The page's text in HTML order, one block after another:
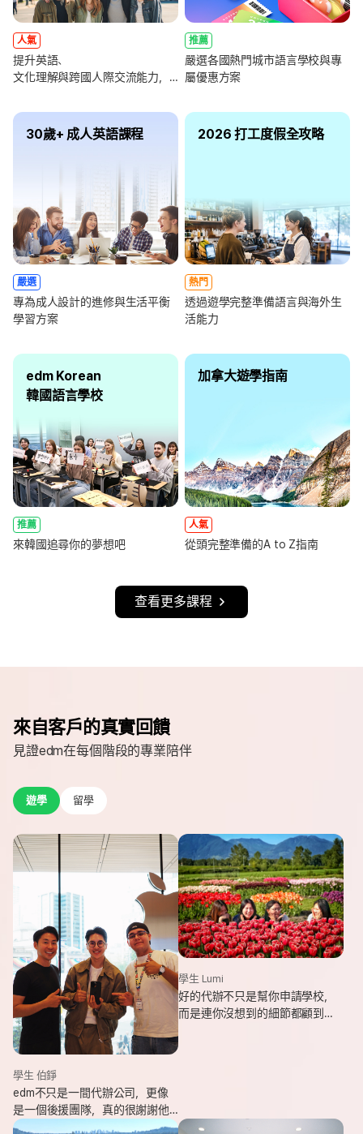
人氣
提升英語、
文化理解與跨國人際交流能力，
推薦
嚴選各國熱門城市語言學校與專
屬優惠方案
30歲+ 成人英語課程
嚴選
專為成人設計的進修與生活平衡
學習方案
2026 打工度假全攻略
熱門
透過遊學完整準備語言與海外生
活能力
edm Korean
韓國語言學校
推薦
來韓國追尋你的夢想吧
加拿大遊學指南
人氣
從頭完整準備的A to Z指南
查看更多課程
來自客戶的真實回饋
見證edm在每個階段的專業陪伴
遊學 留學
學生 伯錚
edm不只是一間代辦公司，更像
是一個後援團隊，真的很謝謝他
們的幫忙，讓我能安心出發，去
學生 Lumi
好的代辦不只是幫你申請學校，
而是連你沒想到的細節都顧到